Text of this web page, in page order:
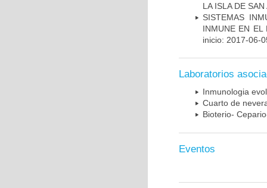
LA ISLA DE SAN
SISTEMAS
INMUNE EN EL
inicio: 2017-06-
Laboratorios
Inmunologia
Cuarto de
Bioterio-
Eventos